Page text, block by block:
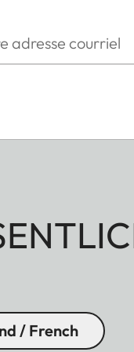
/ French